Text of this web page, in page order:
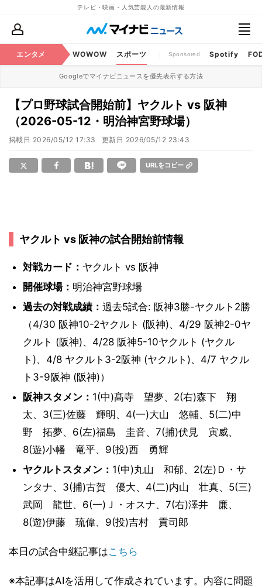
テレビ・映画・人気芸能人の最新情報
エンタメ
・CS番組 WOWOW スポーツ Sponsored Spotify
Googleでマイナビニュースを優先表示する方法
【プロ野球試合開始前】ヤクルト vs 阪神
（2026-05-12・明治神宮野球場）
掲載日 2026/05/12 17:33 更新日 2026/05/12 23:43
URLをコピー
ヤクルト vs 阪神の試合開始前情報
対戦カード： ヤクルト vs 阪神
開催球場： 明治神宮野球場
過去の対戦成績： 過去5試合: 阪神3勝-ヤクルト2勝
（4/30 阪神10-2ヤクルト (阪神)、4/29 阪神2-0ヤ
クルト (阪神)、4/28 阪神5-10ヤクルト (ヤクル
ト)、4/8 ヤクルト3-2阪神 (ヤクルト)、4/7 ヤクル
ト3-9阪神 (阪神)）
阪神スタメン： 1(中)髙寺 望夢、2(右)森下 翔
太、3(三)佐藤 輝明、4(一)大山 悠輔、5(二)中
野 拓夢、6(左)福島 圭音、7(捕)伏見 寅威、
8(遊)小幡 竜平、9(投)西 勇輝
ヤクルトスタメン： 1(中)丸山 和郁、2(左)Ｄ・サ
ンタナ、3(捕)古賀 優大、4(二)内山 壮真、5(三)
武岡 龍世、6(一)Ｊ・オスナ、7(右)澤井 廉、
8(遊)伊藤 琉偉、9(投)吉村 貢司郎
本日の試合中継記事はこちら
※本記事はAIを活用して作成されています。内容に問題